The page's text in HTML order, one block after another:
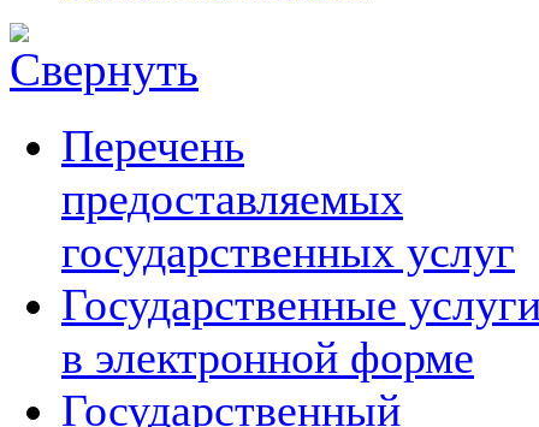
Перечень
предоставляемых
государственных услуг
Государственные
в электронной форме
Государственный